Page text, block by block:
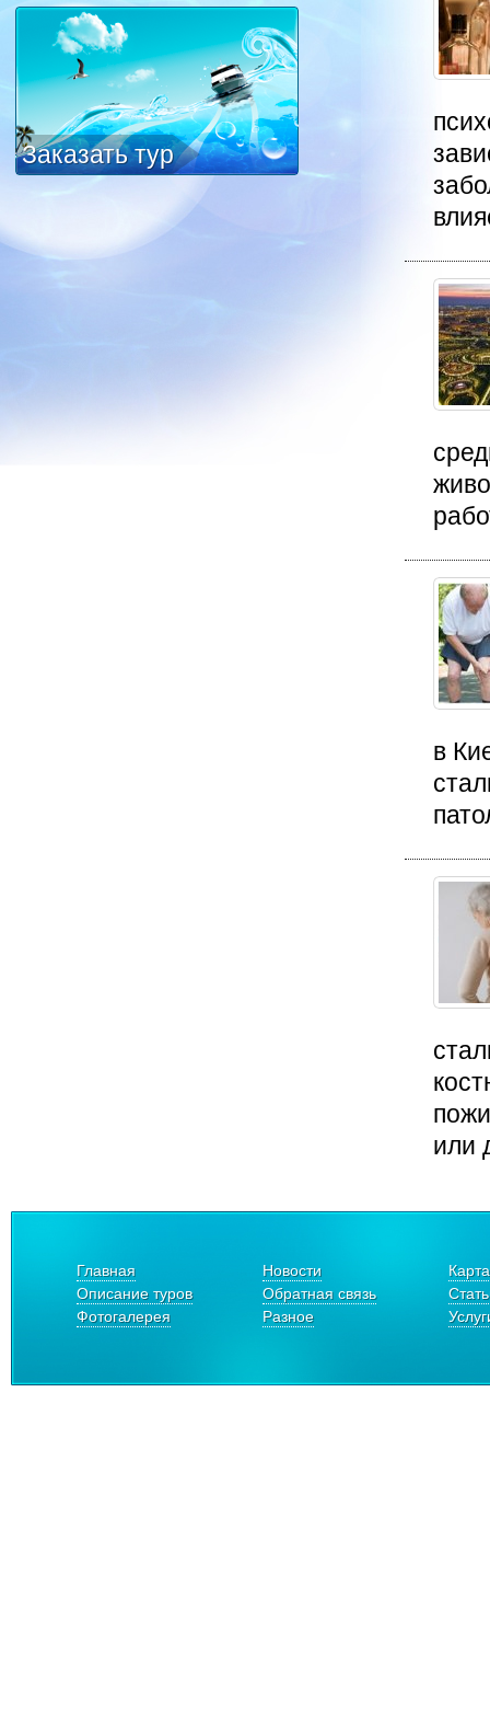
Заказать тур
в
или
Главная Новости
Описание туров
Обратная связь
Фотогалерея
Разное